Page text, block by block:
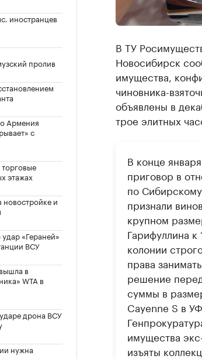
иностранцев
пролив
Армения
с
этажах
новостройке и
«Гераней»
ВСУ
в
WTA в
дрона ВСУ
нужна
В ТУ
Новосибирск
имущества,
чиновника-
объявлены в
трое элитных
В конце
приговор в
по
признали
крупном
Гарифуллина
колонии
права
решение
суммы в
Cayenne S в
имущества
изъяты